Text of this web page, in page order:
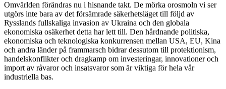
Omvärlden förändras nu i hisnande takt. De mörka orosmoln vi ser
utgörs inte bara av det försämrade säkerhetsläget till följd av
Rysslands fullskaliga invasion av Ukraina och den globala
ekonomiska osäkerhet detta har lett till. Den hårdnande politiska,
ekonomiska och teknologiska konkurrensen mellan USA, EU, Kina
och andra länder på frammarsch bidrar dessutom till protektionism,
handelskonflikter och dragkamp om investeringar, innovationer och
import av råvaror och insatsvaror som är viktiga för hela vår
industriella bas.